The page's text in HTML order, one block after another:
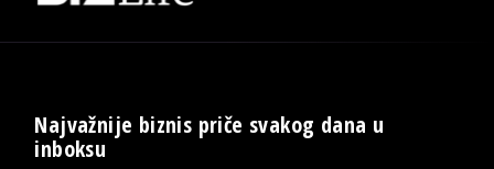
Najvažnije biznis priče svakog dana u
inboksu